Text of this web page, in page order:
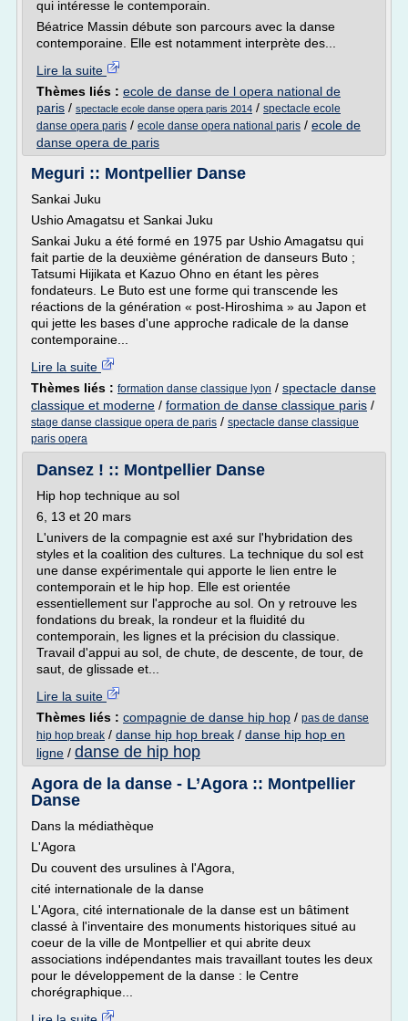
qui intéresse le contemporain.
Béatrice Massin débute son parcours avec la danse
contemporaine. Elle est notamment interprète des...
Lire la suite
Thèmes liés : ecole de danse de l opera national de
paris / spectacle ecole danse opera paris 2014 / spectacle ecole
danse opera paris / ecole danse opera national paris / ecole de
danse opera de paris
Meguri :: Montpellier Danse
Sankai Juku
Ushio Amagatsu et Sankai Juku
Sankai Juku a été formé en 1975 par Ushio Amagatsu qui
fait partie de la deuxième génération de danseurs Buto ;
Tatsumi Hijikata et Kazuo Ohno en étant les pères
fondateurs. Le Buto est une forme qui transcende les
réactions de la génération « post-Hiroshima » au Japon et
qui jette les bases d'une approche radicale de la danse
contemporaine...
Lire la suite
Thèmes liés : formation danse classique lyon / spectacle danse
classique et moderne / formation de danse classique paris /
stage danse classique opera de paris / spectacle danse classique
paris opera
Dansez ! :: Montpellier Danse
Hip hop technique au sol
6, 13 et 20 mars
L'univers de la compagnie est axé sur l'hybridation des
styles et la coalition des cultures. La technique du sol est
une danse expérimentale qui apporte le lien entre le
contemporain et le hip hop. Elle est orientée
essentiellement sur l'approche au sol. On y retrouve les
fondations du break, la rondeur et la fluidité du
contemporain, les lignes et la précision du classique.
Travail d'appui au sol, de chute, de descente, de tour, de
saut, de glissade et...
Lire la suite
Thèmes liés : compagnie de danse hip hop / pas de danse
hip hop break / danse hip hop break / danse hip hop en
ligne / danse de hip hop
Agora de la danse - L’Agora :: Montpellier
Danse
Dans la médiathèque
L'Agora
Du couvent des ursulines à l'Agora,
cité internationale de la danse
L'Agora, cité internationale de la danse est un bâtiment
classé à l'inventaire des monuments historiques situé au
coeur de la ville de Montpellier et qui abrite deux
associations indépendantes mais travaillant toutes les deux
pour le développement de la danse : le Centre
chorégraphique...